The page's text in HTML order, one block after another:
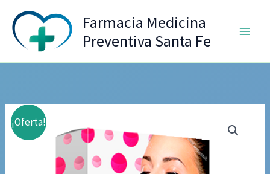
contenido
Farmacia Medicina
Preventiva Santa Fe
¡Oferta!